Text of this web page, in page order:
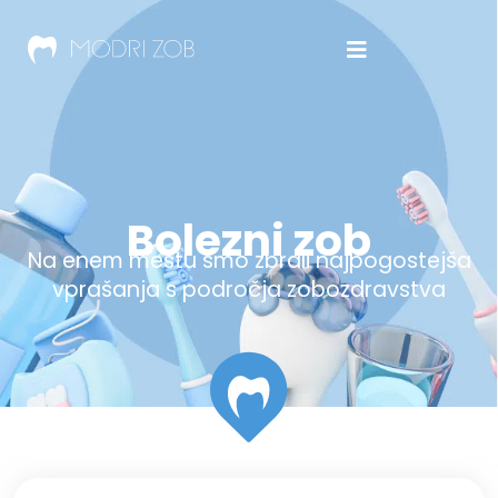
Bolezni zob
Na enem mestu smo zbrali najpogostejša
vprašanja s področja zobozdravstva